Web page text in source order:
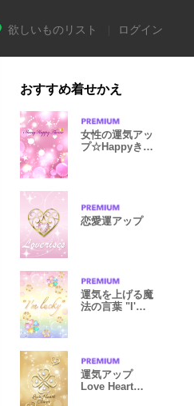
欲しいものリスト ログイン
おすすめ着せかえ
女性の運気アッ
プ☆Happyきせ
恋愛運アップ
運気を上げる魔
法の言葉 "I'm
運気アップ
Love Heart